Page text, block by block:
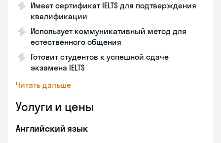
Имеет сертификат IELTS для подтверждения
квалификации
Использует коммуникативный метод для
естественного общения
Готовит студентов к успешной сдаче
экзамена IELTS
Читать дальше
Услуги и цены
Английский язык